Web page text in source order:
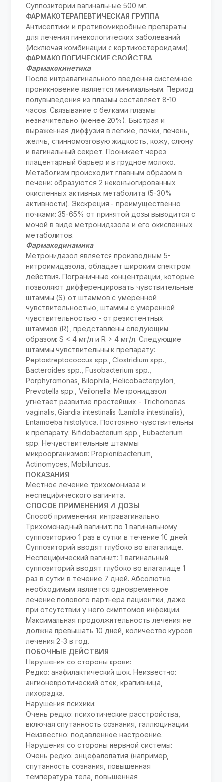
Суппозитории вагинальные 500 мг.
ФАРМАКОТЕРАПЕВТИЧЕСКАЯ ГРУППА
Антисептики и противомикробные препараты
для лечения гинекологических заболеваний
(Исключая комбинации с кортикостероидами).
ФАРМАКОЛОГИЧЕСКИЕ СВОЙСТВА
Фармакокинетика
После интравагинального введення системное
проникновение является минимальным. Период
полувыведения из плазмы составляет 8-10
часов. Связывание с белками плазмы
незначительно (менее 20%). Быстрая и
выраженная диффузия в легкие, почки, печень,
желчь, спинномозговую жидкость, кожу, слюну
и вагинальный секрет. Проникает через
плацентарный барьер и в грудное молоко.
Метаболизм происходит главным образом в
печени: образуются 2 неконъюгированных
окисленных активных метаболита (5-30%
активности). Экскреция - преимущественно
почками: 35-65% от принятой дозы выводится с
мочой в виде метронидазола и его окисленных
метаболитов.
Фармакодинамика
Метронидазол является производным 5-
нитроимидазола, обладает широким спектром
действия. Пограничные концентрации, которые
позволяют дифференцировать чувствительные
штаммы (S) от штаммов с умеренной
чувствительностью, штаммы с умеренной
чувствительностью - от резистентных
штаммов (R), представлены следующим
образом: S < 4 мг/л и R > 4 мг/л. Следующие
штаммы чувствительны к препарату:
Peptostreptococcus spp., Clostridium spp.,
Bacteroides spp., Fusobacterium spp.,
Porphyromonas, Bilophila, Helicobacterpylori,
Prevotella spp., Veilonella. Метронидазол
угнетает развитие простейших - Trichomonas
vaginalis, Giardia intestinalis (Lamblia intestinalis),
Entamoeba histolytica. Постоянно чувствительны
к препарату: Bifidobacterium spp., Eubacterium
spp. Нечувствительные штаммы
микроорганизмов: Propionibacterium,
Actinomyces, Mobiluncus.
ПОКАЗАНИЯ
Местное лечение трихомониаза и
неспецифического вагинита.
СПОСОБ ПРИМЕНЕНИЯ И ДОЗЫ
Способ применения: интравагинально.
Трихомонадный вагинит: по 1 вагинальному
суппозиторию 1 раз в сутки в течение 10 дней.
Суппозиторий вводят глубоко во влагалище.
Неспецифический вагинит: 1 вагинальный
суппозиторий вводят глубоко во влагалище 1
раз в сутки в течение 7 дней. Абсолютно
необходимым является одновременное
лечение полового партнера пациентки, даже
при отсутствии у него симптомов инфекции.
Максимальная продолжительность лечения не
должна превышать 10 дней, количество курсов
лечения 2-3 в год.
ПОБОЧНЫЕ ДЕЙСТВИЯ
Нарушения со стороны крови:
Редко: анафилактический шок. Неизвестно:
ангионевротический отек, крапивница,
лихорадка.
Нарушения психики:
Очень редко: психотические расстройства,
включая спутанность сознания, галлюцинации.
Неизвестно: подавленное настроение.
Нарушения со стороны нервной системы:
Очень редко: энцефалопатия (например,
спутанность сознания, повышенная
температура тела, повышенная